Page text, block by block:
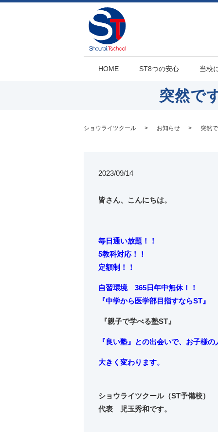
HOME ST8つの安心 当校
突然で
ショウライツクール お知らせ 突然
2023/09/14
皆さん、こんにちは。
毎日通い放題！！
5教科対応！！
定額制！！
自習環境 365日年中無休！！
『中学から医学部目指すならST』
『親子で学べる塾ST』
『良い塾』との出会いで、お子様の
大きく変わります。
ショウライツクール（ST予備校）
代表 児玉秀和です。